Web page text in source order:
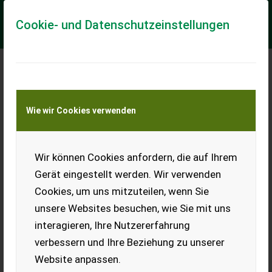
Cookie- und Datenschutzeinstellungen
Wie wir Cookies verwenden
Wir können Cookies anfordern, die auf Ihrem
Gerät eingestellt werden. Wir verwenden
Cookies, um uns mitzuteilen, wenn Sie
unsere Websites besuchen, wie Sie mit uns
interagieren, Ihre Nutzererfahrung
verbessern und Ihre Beziehung zu unserer
Website anpassen.
Meine Transportkostenanfrage
Transport von Land- und Baumaschinen –
KEINE Tiertransporte
Valtra Valtra T144H -
GB406
Leistung 176PS, 6 Zylinder
Sisu Motor, Baujahr 2019,
30V und 30R Gänge mit
Kriechgänge, mit
elektrohydraulischem
Wendegetriebe, 4 DW